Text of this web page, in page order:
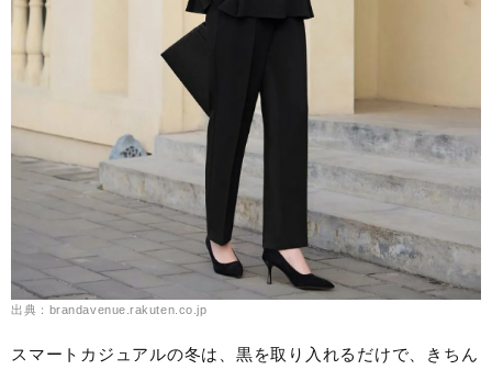
出典：brandavenue.rakuten.co.jp
スマートカジュアルの冬は、黒を取り入れるだけで、きちん